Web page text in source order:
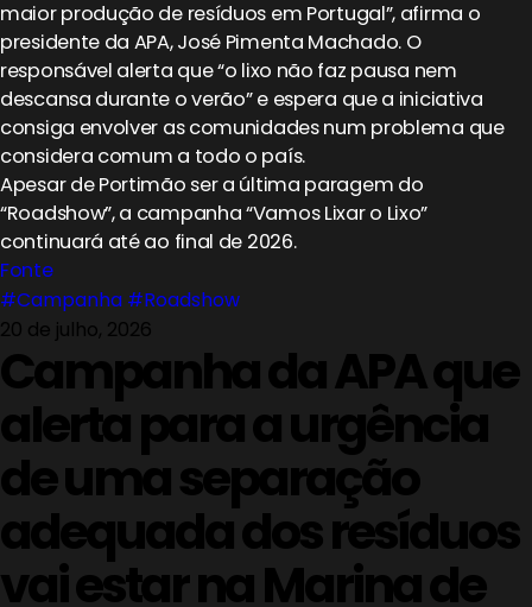
maior produção de resíduos em Portugal”, afirma o
presidente da APA, José Pimenta Machado. O
responsável alerta que “o lixo não faz pausa nem
descansa durante o verão” e espera que a iniciativa
consiga envolver as comunidades num problema que
considera comum a todo o país.
Apesar de Portimão ser a última paragem do
“Roadshow”, a campanha “Vamos Lixar o Lixo”
continuará até ao final de 2026.
Fonte
#Campanha #Roadshow
20 de julho, 2026
Campanha da APA que
alerta para a urgência
de uma separação
adequada dos resíduos
vai estar na Marina de